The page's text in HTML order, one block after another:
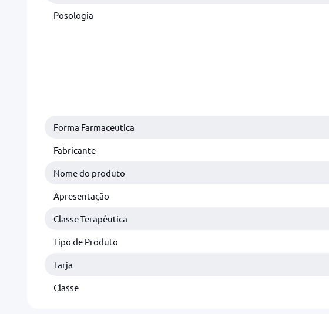
Posologia
Forma Farmaceutica
Fabricante
Nome do produto
Apresentação
Classe Terapêutica
Tipo de Produto
Tarja
Classe